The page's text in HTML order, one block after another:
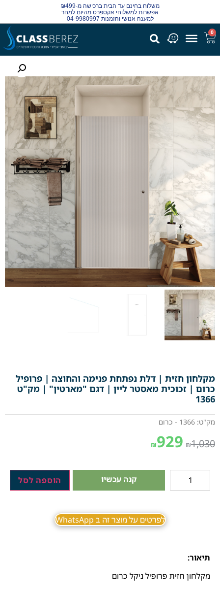
משלוח בחינם עד הבית ברכישה מ-₪499
אפשרות למשלוחי אקספרס מהיום למחר
למענה אנושי והזמנות 04-9980997
0
מקלחון חזית | דלת נפתחת פנימה והחוצה | פרופיל
כרום | זכוכית מאסטר ליין | דגם "מארטין" | מק"ט
1366
מק"ט: 1366 - כרום
₪1,030
₪929
קנה עכשיו הוספה לסל
לפרטים על מוצר זה ב WhatsApp
תיאור:
מקלחון חזית פרופיל ניקל כרום